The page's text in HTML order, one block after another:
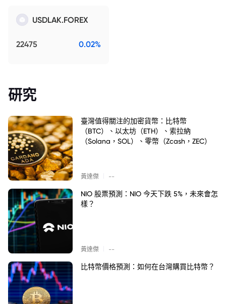
USDLAK.FOREX
22475 0.02%
研究
臺灣值得關注的加密貨幣：比特幣
（BTC）、以太坊（ETH）、索拉納
（Solana，SOL）、零幣（Zcash，ZEC）
黃達傑 --
NIO 股票預測：NIO 今天下跌 5%，未來會怎
樣？
黃達傑 --
比特幣價格預測：如何在台灣購買比特幣？